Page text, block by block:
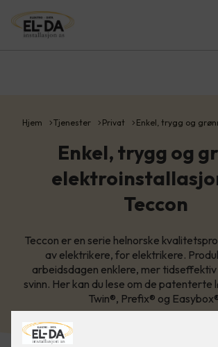
Hjem Tjenester Privat Enkel, trygg og
Enkel, trygg og
Teccon
Teccon er en serie helnorske
av elektrikere, for elektrikere.
arbeidsdagen enklere, mer
svinn. Her kan du lese om de patenterte
Twin®, Prefix® og